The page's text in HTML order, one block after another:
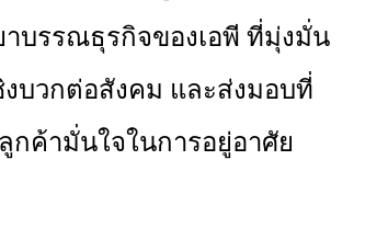
บรรณธุรกิจของเอพี ที่มุ่งมั่น
บวกต่อสังคม และส่งมอบที่
ค้ามั่นใจในการอยู่อาศัย